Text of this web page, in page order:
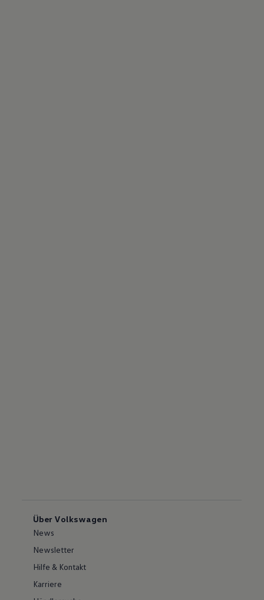
Über Volkswagen
News
Newsletter
Hilfe & Kontakt
Karriere